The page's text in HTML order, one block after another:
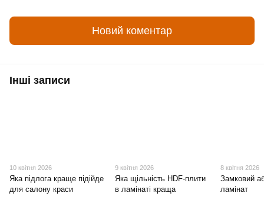
Новий коментар
Інші записи
10 квітня 2026
Яка підлога краще підійде
для салону краси
9 квітня 2026
Яка щільність HDF-плити
в ламінаті краща
8 квітня 2026
Замковий
ламінат